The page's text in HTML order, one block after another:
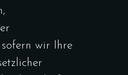
wir Ihre